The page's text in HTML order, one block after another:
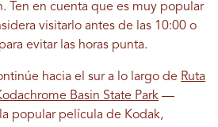
Ten en cuenta que es muy popular
visitarlo antes de las 10:00 o
evitar las horas punta.
hacia el sur a lo largo de Ruta
Basin State Park —
popular película de Kodak,